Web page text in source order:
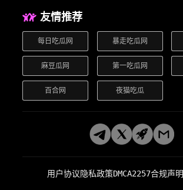
友情推荐
每日吃瓜网 暴走吃瓜网
麻豆瓜网 第一吃瓜网
百合网 夜猫吃瓜
用户协议隐私政策DMCA2257合规声明